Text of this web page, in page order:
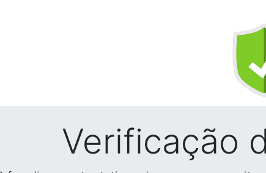
Verificação